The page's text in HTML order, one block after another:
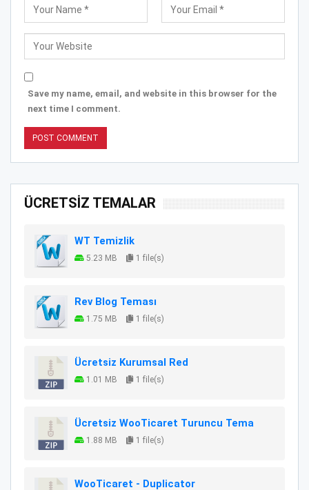
Save my name, email, and website in this browser for the
next time I comment.
ÜCRETSİZ TEMALAR
WT Temizlik
5.23 MB 1 file(s)
Rev Blog Teması
1.75 MB 1 file(s)
Ücretsiz Kurumsal Red
1.01 MB 1 file(s)
Ücretsiz WooTicaret Turuncu Tema
1.88 MB 1 file(s)
WooTicaret - Duplicator